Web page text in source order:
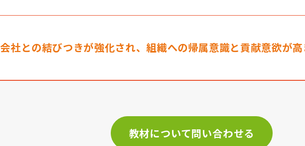
会社との結びつきが強化され、組織への帰属意識と貢献意欲が高
教材について問い合わせる